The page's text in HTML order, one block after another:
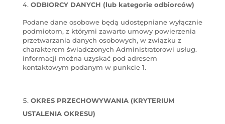
ODBIORCY DANYCH (lub kategorie odbiorców)
Podane dane osobowe będą udostępniane wyłącznie
podmiotom, z którymi zawarto umowy powierzenia
przetwarzania danych osobowych, w związku z
charakterem świadczonych Administratorowi usług.
informacji można uzyskać pod adresem
kontaktowym podanym w punkcie 1.
OKRES PRZECHOWYWANIA (KRYTERIUM
USTALENIA OKRESU)